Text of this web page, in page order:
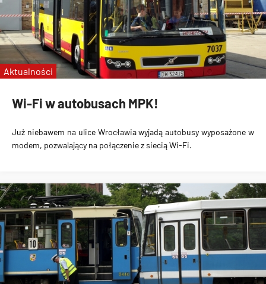
Wi-Fi w autobusach MPK!
Już niebawem na ulice Wrocławiawyjadą autobusy wyposażone w
modem, pozwalający na połączenie zsiecią Wi-Fi.
Aktualności